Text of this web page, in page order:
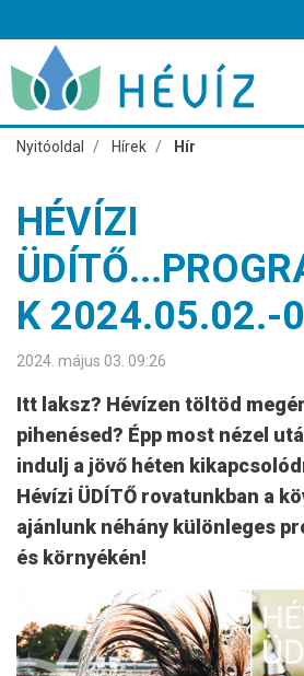
Nyitóoldal Hírek Hír
HÉVÍZI
K 2024.05.02.-
2024. május 03. 09:26
Itt laksz? Hévízen töltöd
pihenésed? Épp most nézel
indulj a jövő héten
Hévízi ÜDÍTŐ rovatunkban a
ajánlunk néhány különleges
és környékén!